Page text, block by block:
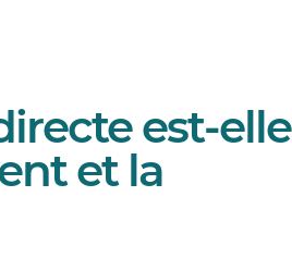
est-elle
et la